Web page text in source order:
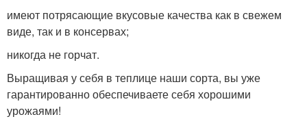
имеют потрясающие вкусовые качества как в свежем
виде, так и в консервах;
никогда не горчат.
Выращивая у себя в теплице наши сорта, вы уже
гарантированно обеспечиваете себя хорошими
урожаями!